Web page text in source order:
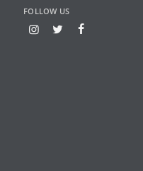
FOLLOW US